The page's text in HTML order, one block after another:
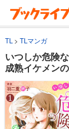
TL TLマンガ
いつしか危険
成熟イケメン